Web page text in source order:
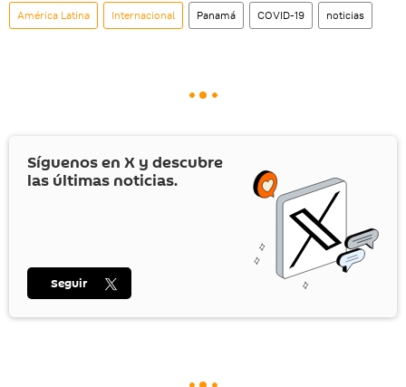
América Latina Internacional Panamá COVID-19 noticias
Síguenos en X y descubre
las últimas noticias.
Seguir